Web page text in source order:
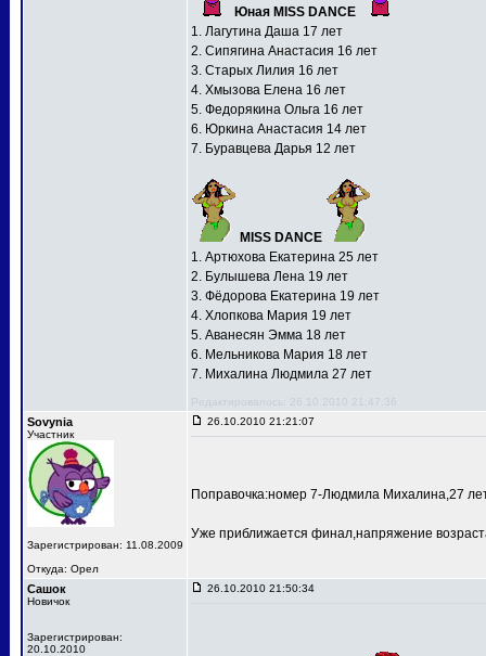
Юная MISS DANCE
1. Лагутина Даша 17 лет
2. Сипягина Анастасия 16 лет
3. Старых Лилия 16 лет
4. Хмызова Елена 16 лет
5. Федорякина Ольга 16 лет
6. Юркина Анастасия 14 лет
7. Буравцева Дарья 12 лет
MISS DANCE
1. Артюхова Екатерина 25 лет
2. Булышева Лена 19 лет
3. Фёдорова Екатерина 19 лет
4. Хлопкова Мария 19 лет
5. Аванесян Эмма 18 лет
6. Мельникова Мария 18 лет
7. Михалина Людмила 27 лет
Редактировалось: 26.10.2010 21:47:36
Sovynia
Участник
Зарегистрирован: 11.08.2009
Откуда: Орел
26.10.2010 21:21:07
Поправочка:номер 7-Людмила Михалина,27
Уже приближается финал,напряжение
Сашок
Новичок
Зарегистрирован:
20.10.2010
26.10.2010 21:50:34